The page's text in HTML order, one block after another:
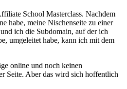
School Masterclass. Nachdem
habe, meine Nischenseite zu einer
ich die Subdomain, auf der ich
umgeleitet habe, kann ich mit dem
online und noch keinen
Seite. Aber das wird sich hoffentlich